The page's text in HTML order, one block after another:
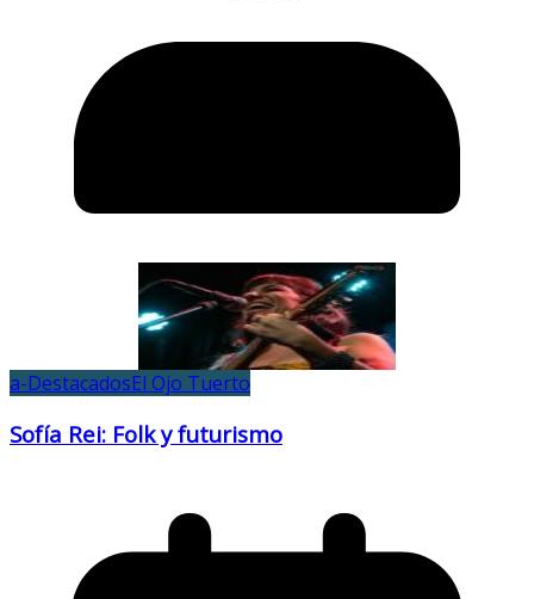
a-DestacadosEl Ojo Tuerto
Sofía Rei: Folk y futurismo